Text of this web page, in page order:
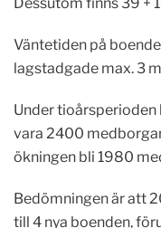
Väntetiden på
lagstadgade max. 3
Under
vara 2400
ökningen bli 1980
Bedömningen är att
till 4 nya boenden,